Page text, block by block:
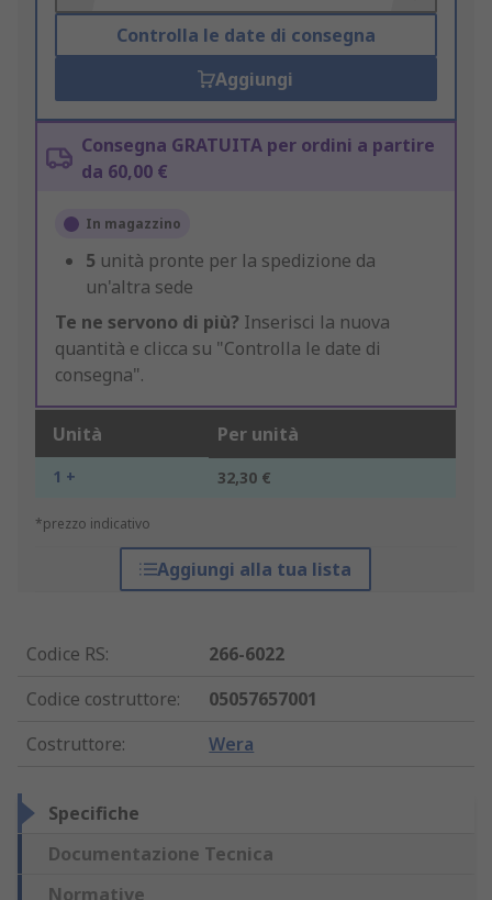
Controlla le date di consegna
Aggiungi
Consegna GRATUITA per ordini a partire
da 60,00 €
In magazzino
5 unità pronte per la spedizione da
un'altra sede
Te ne servono di più? Inserisci la nuova
quantità e clicca su "Controlla le date di
consegna".
Unità Per unità
1 + 32,30 €
*prezzo indicativo
Aggiungi alla tua lista
Codice RS:
266-6022
Codice costruttore:
05057657001
Costruttore: Wera
Specifiche
Documentazione Tecnica
Normative